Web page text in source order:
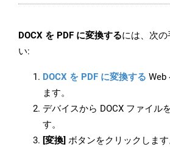
DOCX を PDF に変換するには、次
い:
DOCX を PDF に変換する Web
ます。
デバイスから DOCX ファイル
す。
[変換] ボタンをクリックします